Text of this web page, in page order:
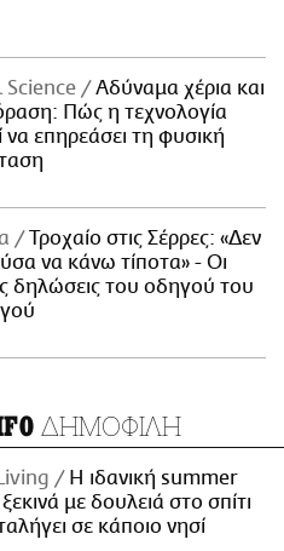
Science
Αδύναμα χέρια και
Πώς η τεχνολογία
να επηρεάσει τη φυσική
Τροχαίο στις Σέρρες: «Δεν
να κάνω τίποτα» - Οι
δηλώσεις του οδηγού του
ΔΗΜΟΦΙΛΗ
Η ιδανική summer
με δουλειά στο σπίτι
σε κάποιο νησί